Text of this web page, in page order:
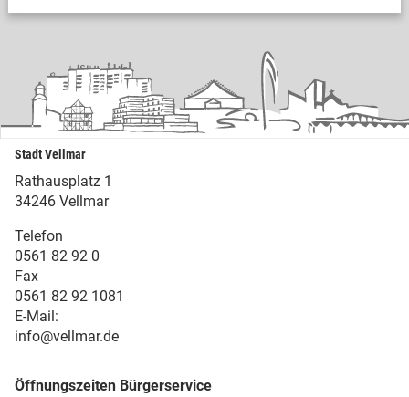
Stadt Vellmar
Rathausplatz 1
34246 Vellmar
Telefon
0561 82 92 0
Fax
0561 82 92 1081
E-Mail:
info@vellmar.de
Öffnungszeiten Bürgerservice